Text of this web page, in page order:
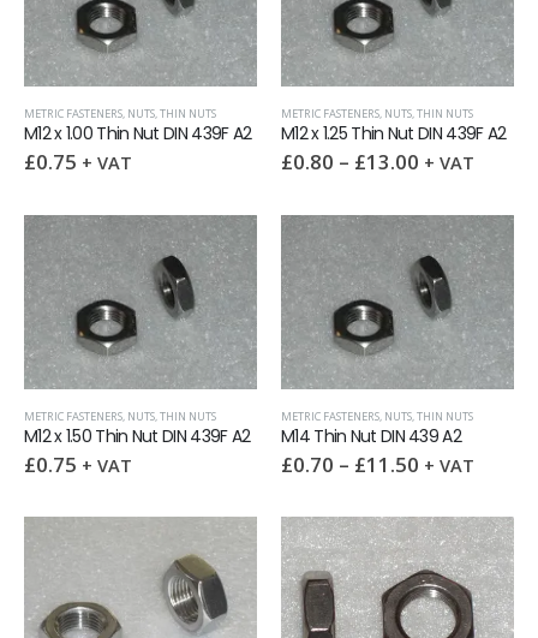
METRIC FASTENERS, NUTS,THIN NUTS
M12 x 1.00 Thin Nut DIN 439F A2
£0.75 + VAT
METRIC FASTENERS, NUTS,THIN NUTS
M12 x 1.25 Thin Nut DIN 439F A2
£0.80 – £13.00 + VAT
METRIC FASTENERS, NUTS,THIN NUTS
M12 x 1.50 Thin Nut DIN 439F A2
£0.75 + VAT
METRIC FASTENERS, NUTS,THIN NUTS
M14 Thin Nut DIN 439 A2
£0.70 – £11.50 + VAT